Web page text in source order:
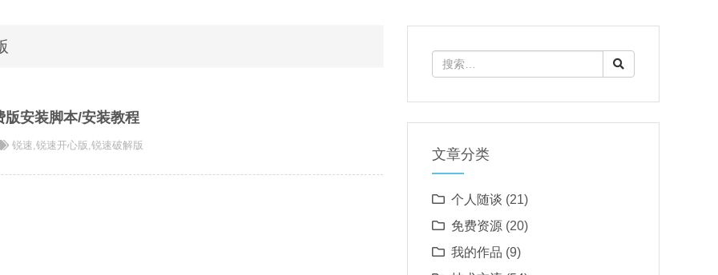
安装脚本/安装教程
锐速,锐速开心版,锐速破解版
文章分类
个人随谈 (21)
免费资源(20)
我的作品 (9)